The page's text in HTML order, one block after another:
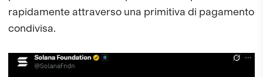
rapidamente attraverso una primitiva di pagamento
condivisa.